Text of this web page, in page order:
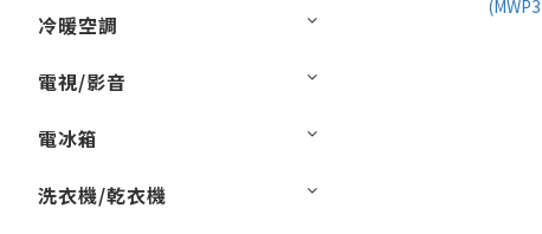
冷暖空調
電視/影音
電冰箱
洗衣機/乾衣機